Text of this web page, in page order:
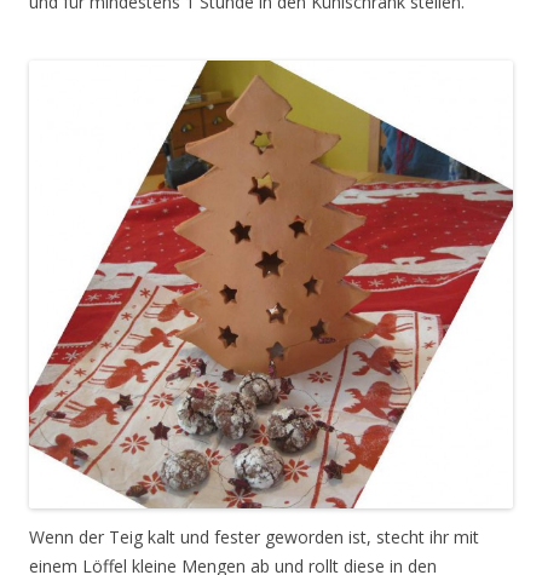
Wenn der Teig kalt und fester geworden ist, stecht ihr mit
einem Löffel kleine Mengen ab und rollt diese in den